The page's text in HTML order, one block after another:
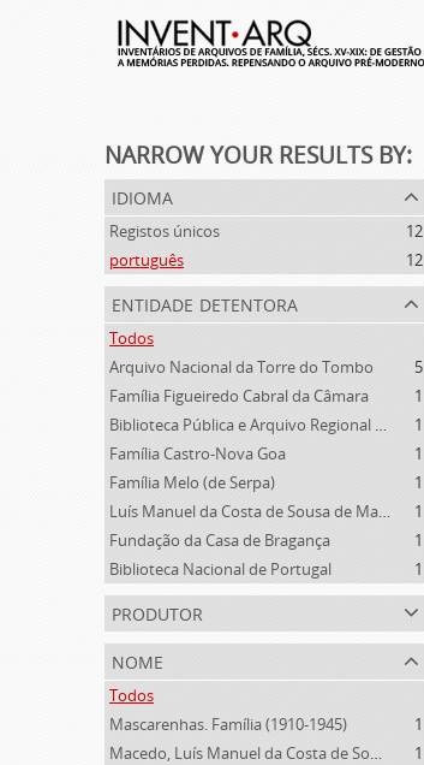
NARROW YOUR RESULTS BY:
idioma
Registos únicos
12
português
12
entidade detentora
Todos
Arquivo Nacional da Torre do Tombo
5
Família Figueiredo Cabral da Câmara
1
Biblioteca Pública e Arquivo Regional de Ponta Delgada
1
Família Castro-Nova Goa
1
Família Melo (de Serpa)
1
Luís Manuel da Costa de Sousa de Macedo
1
Fundação da Casa de Bragança
1
Biblioteca Nacional de Portugal
1
produtor
nome
Todos
Mascarenhas. Família (1910-1945)
1
Macedo, Luís Manuel da Costa de Sousa de (1949 -)
1